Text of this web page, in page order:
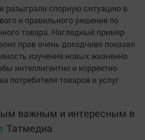
разыграли спорную ситуацию в
и правильного решения по
товара. Наглядный пример
прав очень доходчиво показал
изучения новых жизненно
интеллигентно и корректно
потребителя товаров и услуг.
важным и интересным в
Татмедиа